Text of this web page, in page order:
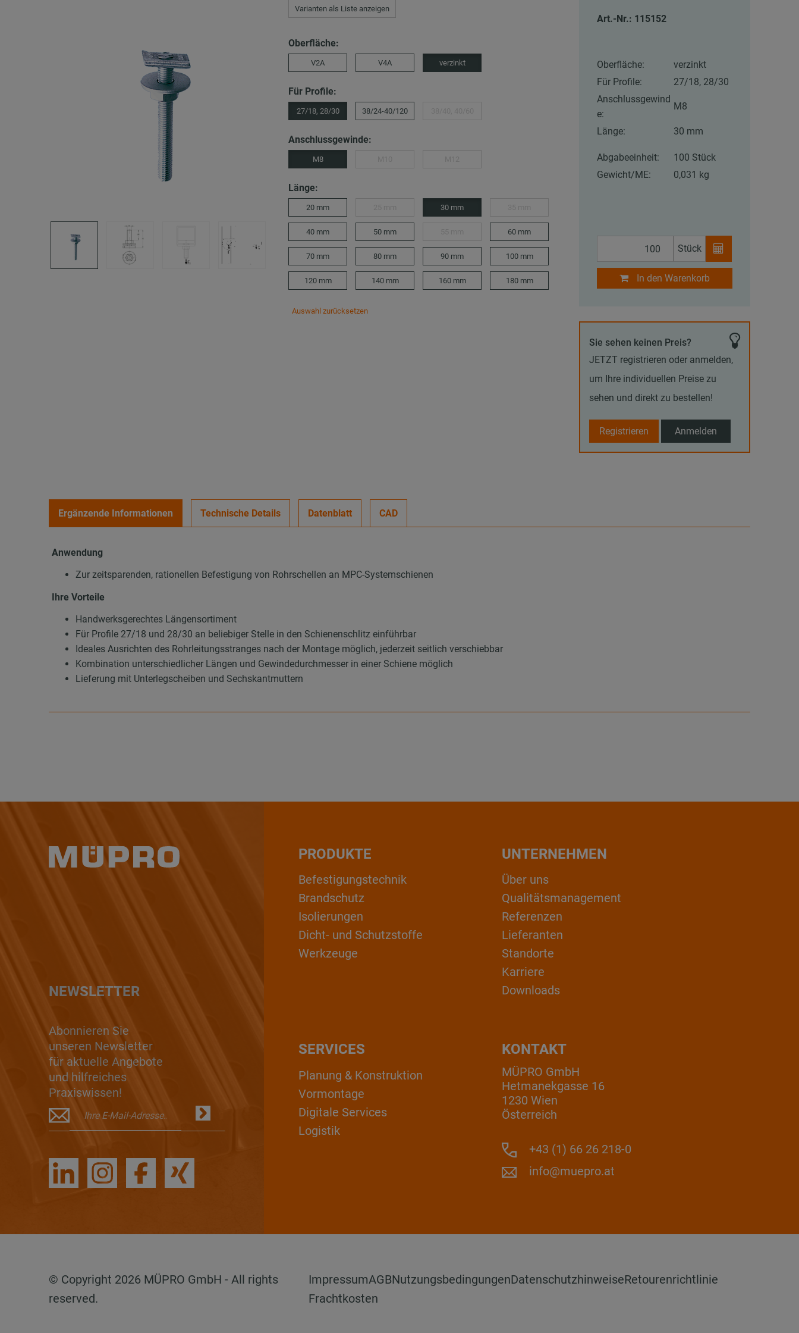
Varianten als Liste anzeigen
Oberfläche:
V2A V4A verzinkt
Für Profile:
27/18, 28/30 38/24-40/120
Anschlussgewinde:
M8
Länge:
20 mm 30 mm
40 mm 50 mm 60 mm
70 mm 80 mm 90 mm 100 mm
120 mm 140 mm 160 mm 180 mm
Auswahl zurücksetzen
Art.-Nr.: 115152
Oberfläche:
verzinkt
Für Profile:
27/18, 28/30
Anschlussgewind
e:
M8
Länge: 30 mm
Abgabeeinheit:
100 Stück
Gewicht/ME:
0,031 kg
Stück
In den Warenkorb
Sie sehen keinen Preis?
JETZT registrieren oder anmelden,
um Ihre individuellen Preise zu
sehen und direkt zu bestellen!
Registrieren Anmelden
Ergänzende Informationen Technische Details Datenblatt CAD
Anwendung
Zur zeitsparenden, rationellen Befestigung von Rohrschellen an MPC-Systemschienen
Ihre Vorteile
Handwerksgerechtes Längensortiment
Für Profile 27/18 und 28/30 an beliebiger Stelle in den Schienenschlitz einführbar
Ideales Ausrichten des Rohrleitungsstranges nach der Montage möglich, jederzeit seitlich verschiebbar
Kombination unterschiedlicher Längen und Gewindedurchmesser in einer Schiene möglich
Lieferung mit Unterlegscheiben und Sechskantmuttern
NEWSLETTER
Abonnieren Sie
unseren Newsletter
für aktuelle Angebote
und hilfreiches
Praxiswissen!
PRODUKTE
Befestigungstechnik
Brandschutz
Isolierungen
Dicht- und Schutzstoffe
Werkzeuge
UNTERNEHMEN
Über uns
Qualitätsmanagement
Referenzen
Lieferanten
Standorte
Karriere
Downloads
KONTAKT
MÜPRO GmbH
Hetmanekgasse 16
1230 Wien
Österreich
+43 (1) 66 26 218-0
info@muepro.at
SERVICES
Planung & Konstruktion
Vormontage
Digitale Services
Logistik
© Copyright 2026 MÜPRO GmbH - All rights
reserved.
ImpressumAGBNutzungsbedingungenDatenschutzhinweiseRetourenrichtlinie
Frachtkosten